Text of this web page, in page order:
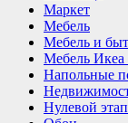
Маркет
Мебель
Мебель и быт
Мебель Икеа
Напольные
Нулевой